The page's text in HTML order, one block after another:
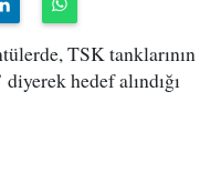
TSK tanklarının
hedef alındığı